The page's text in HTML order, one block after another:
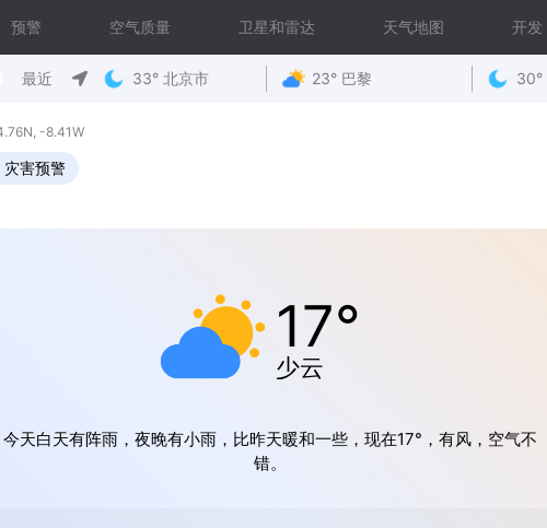
预警 空气质量 卫星和雷达 天气地图 开发
最近 33° 北京市 23° 巴黎 30°
-8.41W
灾害预警
17°
少云
今天白天有阵雨，夜晚有小雨，比昨天暖和一些，现在17°，有风，空气不
错。